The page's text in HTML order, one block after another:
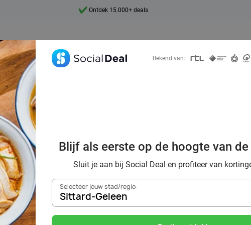
7 dagen per week beschikbaar
de beste
in Sittard-
omgeving
Bekend van:
Blijf als eerste op de hoogte van
Sluit je aan bij Social Deal en profiteer van
Selecteer jouw stad/regio:
Sittard-Geleen